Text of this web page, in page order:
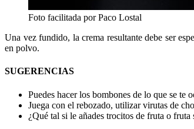
Foto facilitada por Paco Lostal
Una vez fundido, la crema resultante debe ser
en polvo.
SUGERENCIAS
Puedes hacer los bombones de lo que se te
Juega con el rebozado, utilizar virutas de
¿Qué tal si le añades trocitos de fruta o